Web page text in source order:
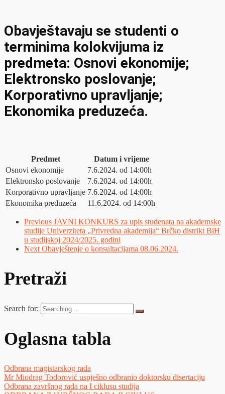
Obavještavaju se studenti o
terminima kolokvijuma iz
predmeta: Osnovi ekonomije;
Elektronsko poslovanje;
Korporativno upravljanje;
Ekonomika preduzeća.
Predmet
Datum i vrijeme
Osnovi ekonomije
7.6.2024. od 14:00h
Elektronsko poslovanje
7.6.2024. od 14:00h
Korporativno upravljanje 7.6.2024. od 14:00h
Ekonomika preduzeća
11.6.2024. od 14:00h
Previous JAVNI KONKURS za upis studenata na akademske
studije Univerziteta „Privredna akademija“ Brčko distrikt BiH
u studijskoj 2024/2025. godini
Next Obavještenje o konsultacijama 08.06.2024.
Pretraži
Search for:
Oglasna tabla
Odbrana magistarskog rada
Mr Miodrag Todorović uspješno odbranio doktorsku disertaciju
Odbrana završnog rada na I ciklusu studija